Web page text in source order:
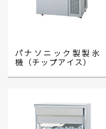
パナソニック製製氷
機（チップアイス）